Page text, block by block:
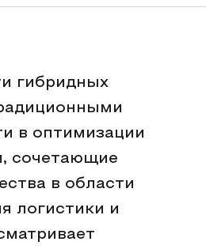
гибридных
в оптимизации
сочетающие
в области
логистики и